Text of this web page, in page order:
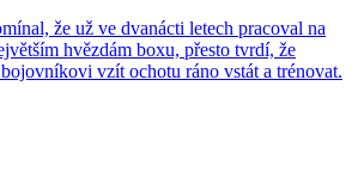
že už ve dvanácti letech pracoval na
hvězdám boxu, přesto tvrdí, že
vzít ochotu ráno vstát a trénovat.